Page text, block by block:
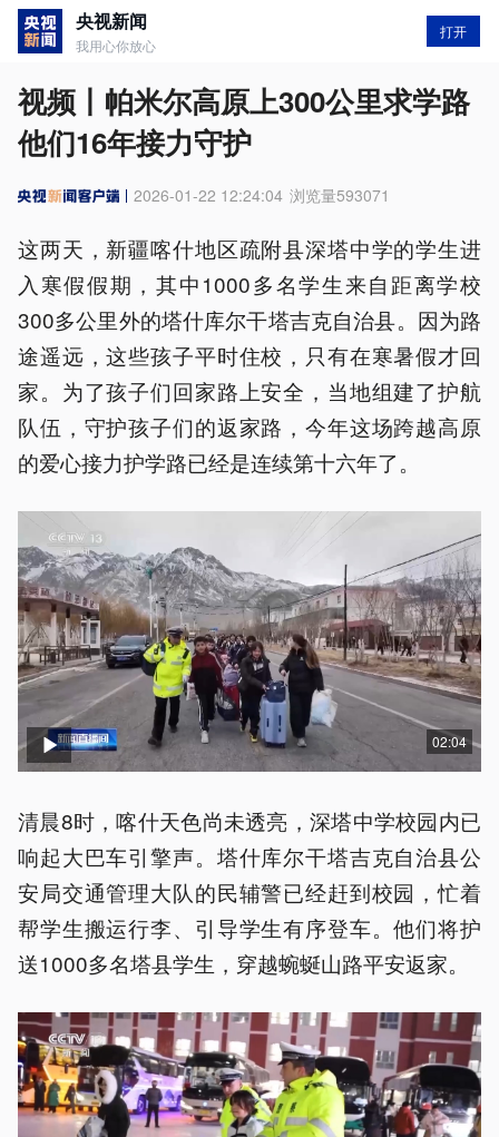
央视新闻
我用心你放心
打开
视频丨帕米尔高原上300公里求学路
他们16年接力守护
2026-01-22 12:24:04 浏览量593071
这两天，新疆喀什地区疏附县深塔中学的学生进
入寒假假期，其中1000多名学生来自距离学校
300多公里外的塔什库尔干塔吉克自治县。因为路
途遥远，这些孩子平时住校，只有在寒暑假才回
家。为了孩子们回家路上安全，当地组建了护航
队伍，守护孩子们的返家路，今年这场跨越高原
的爱心接力护学路已经是连续第十六年了。
02:04
清晨8时，喀什天色尚未透亮，深塔中学校园内已
响起大巴车引擎声。塔什库尔干塔吉克自治县公
安局交通管理大队的民辅警已经赶到校园，忙着
帮学生搬运行李、引导学生有序登车。他们将护
送1000多名塔县学生，穿越蜿蜒山路平安返家。